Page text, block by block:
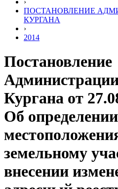
›
ПОСТАНОВЛЕНИЕ
КУРГАНА
›
2014
Постановление
Кургана от
Об определении
земельному
внесении